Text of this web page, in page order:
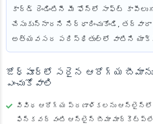
కార్డ్ రెండింటినీ మీ ఫోన్‌లో సాఫ్ట్
చేసుకున్నారని నిర్ధారించుకోండి, తద్వారా
అత్యవసర పరిస్థితుల్లో వాటిని
జోధ్‌పూర్‌లో సరైన ఆరోగ్య
ఎంచుకోవాలి
వివిధ ఆరోగ్య ప్రణాళికలను ఆన్‌లైన్‌లో
ఫిన్‌కవర్ వంటి ఆన్‌లైన్ బీమా